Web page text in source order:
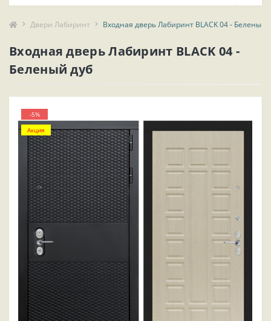
Двери Лабиринт Входная дверь Лабиринт BLACK 04 - Беленый
Входная дверь Лабиринт BLACK 04 -
Беленый дуб
-5%
Акция